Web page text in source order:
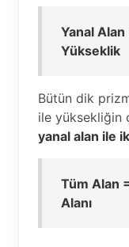
Yanal
Yükseklik
Bütün dik
ile yüksekliğin
yanal alan ile
Tüm Alan
Alanı